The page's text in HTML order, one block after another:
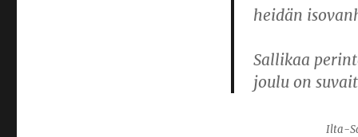
heidän
Sallikaa
joulu on
Ilta-